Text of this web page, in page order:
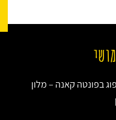
בפונטה קאנה – מלון